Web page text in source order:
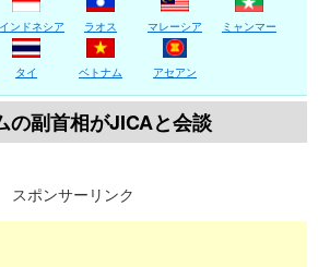
インドネシア ラオス マレーシア ミャンマー
タイ ベトナム アセアン
の副首相がJICAと会談
スポンサーリンク